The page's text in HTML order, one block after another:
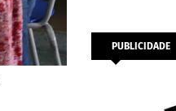
PUBLICIDADE